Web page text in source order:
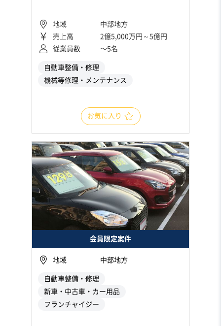
地域
中部地方
売上高
2億5,000万円～5億円
従業員数
〜5名
自動車整備・修理
機械等修理・メンテナンス
お気に入り
会員限定案件
地域 中部地方
自動車整備・修理
新車・中古車・カー用品
フランチャイジー